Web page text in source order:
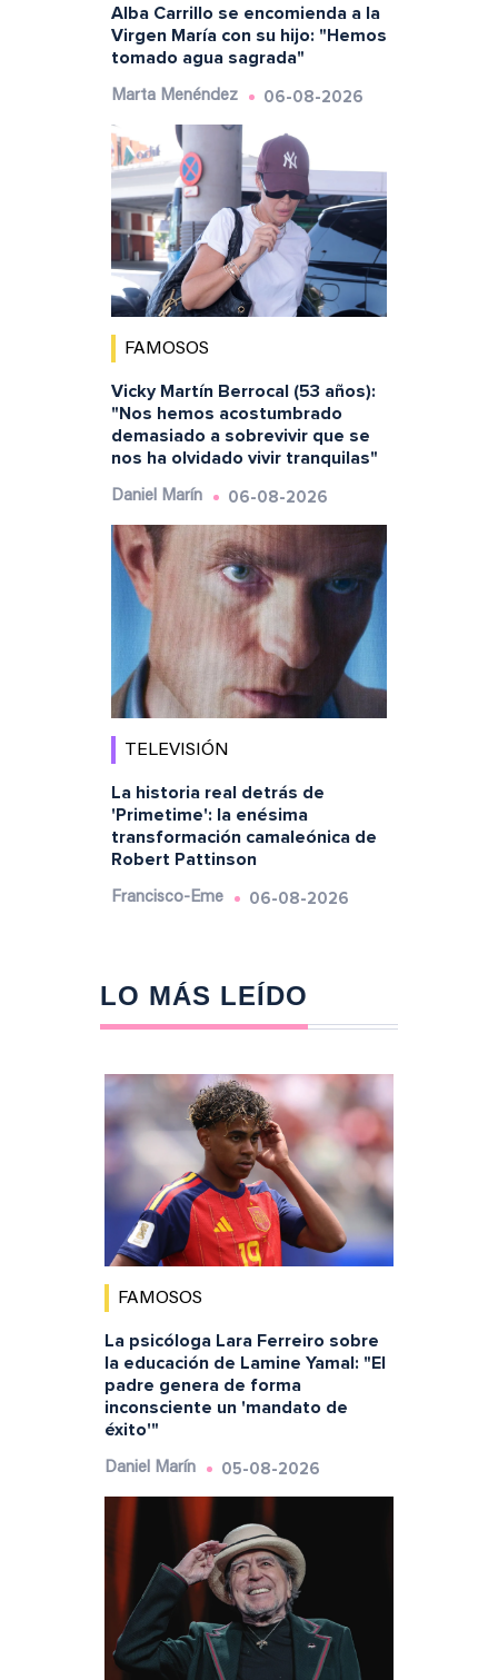
Alba Carrillo se encomienda a la
Virgen María con su hijo: "Hemos
tomado agua sagrada"
Marta Menéndez 06-08-2026
FAMOSOS
Vicky Martín Berrocal (53 años):
"Nos hemos acostumbrado
demasiado a sobrevivir que se
nos ha olvidado vivir tranquilas"
Daniel Marín 06-08-2026
TELEVISIÓN
La historia real detrás de
'Primetime': la enésima
transformación camaleónica de
Robert Pattinson
Francisco-Eme 06-08-2026
LO MÁS LEÍDO
FAMOSOS
La psicóloga Lara Ferreiro sobre
la educación de Lamine Yamal: "El
padre genera de forma
inconsciente un 'mandato de
éxito'"
Daniel Marín 05-08-2026